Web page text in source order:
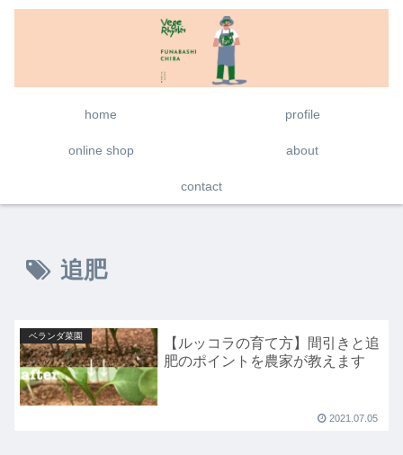
home profile
online shop about
contact
追肥
ベランダ菜園
【ルッコラの育て方】間引きと追
肥のポイントを農家が教えます
2021.07.05